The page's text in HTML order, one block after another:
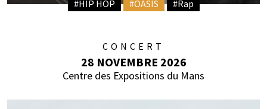
#HIP HOP #OASIS #Rap
CONCERT
28 NOVEMBRE 2026
Centre des Expositions du Mans